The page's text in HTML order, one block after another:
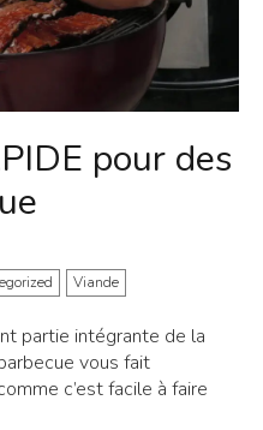
pour des
Viande
partie intégrante de la
vous fait
c’est facile à faire